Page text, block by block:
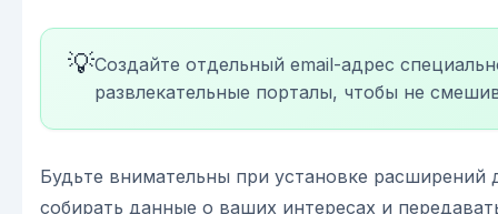
💡Создайте отдельный email-адрес
развлекательные порталы, чтобы не
Будьте внимательны при установке расширений
собирать данные о ваших интересах и